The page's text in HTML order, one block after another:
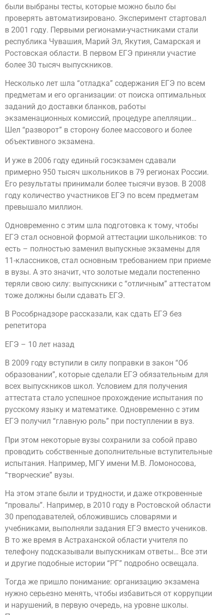
были выбраны тесты, которые можно было бы
проверять автоматизировано. Эксперимент стартовал
в 2001 году. Первыми регионами-участниками стали
республика Чувашия, Марий Эл, Якутия, Самарская и
Ростовская области. В первом ЕГЭ приняли участие
более 30 тысяч выпускников.
Несколько лет шла “отладка” содержания ЕГЭ по всем
предметам и его организации: от поиска оптимальных
заданий до доставки бланков, работы
экзаменационных комиссий, процедуре апелляции…
Шел “разворот” в сторону более массового и более
объективного экзамена.
И уже в 2006 году единый госэкзамен сдавали
примерно 950 тысяч школьников в 79 регионах России.
Его результаты принимали более тысячи вузов. В 2008
году количество участников ЕГЭ по всем предметам
превышало миллион.
Одновременно с этим шла подготовка к тому, чтобы
ЕГЭ стал основной формой аттестации школьников: то
есть – полностью заменил выпускные экзамены для
11-классников, стал основным требованием при приеме
в вузы. А это значит, что золотые медали постепенно
теряли свою силу: выпускники с “отличным” аттестатом
тоже должны были сдавать ЕГЭ.
В Рособрнадзоре рассказали, как сдать ЕГЭ без
репетитора
ЕГЭ – 10 лет назад
В 2009 году вступили в силу поправки в закон “Об
образовании”, которые сделали ЕГЭ обязательным для
всех выпускников школ. Условием для получения
аттестата стало успешное прохождение испытания по
русскому языку и математике. Одновременно с этим
ЕГЭ получил “главную роль” при поступлении в вуз.
При этом некоторые вузы сохранили за собой право
проводить собственные дополнительные вступительные
испытания. Например, МГУ имени М.В. Ломоносова,
“творческие” вузы.
На этом этапе были и трудности, и даже откровенные
“провалы”. Например, в 2010 году в Ростовской области
30 преподавателей, обложившись словарями и
учебниками, выполняли задания ЕГЭ вместо учеников.
В то же время в Астраханской области учителя по
телефону подсказывали выпускникам ответы… Все эти
и другие подобные истории “РГ” подробно освещала.
Тогда же пришло понимание: организацию экзамена
нужно серьезно менять, чтобы избавиться от коррупции
и нарушений, в первую очередь, на уровне школы.